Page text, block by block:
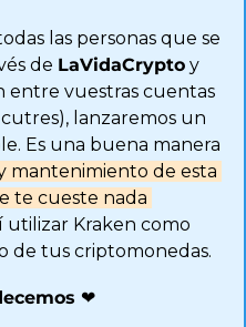
las personas que se
de LaVidaCrypto y
entre vuestras cuentas
mantenimiento de esta
te cueste nada
utilizar Kraken como
de tus criptomonedas.
❤️